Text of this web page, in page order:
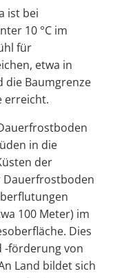
ist bei
10 °C im
für
etwa in
die Baumgrenze
erreicht.
in die
der
Dauerfrostboden
100 Meter) im
Dies
-förderung von
Land bildet sich